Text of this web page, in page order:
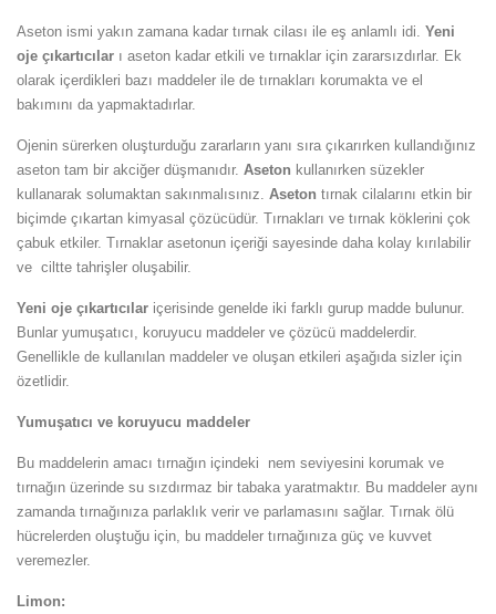
Aseton ismi yakın zamana kadar tırnak cilası ile eş anlamlı idi. Yeni
oje çıkartıcılar ı aseton kadar etkili ve tırnaklar için zararsızdırlar. Ek
olarak içerdikleri bazı maddeler ile de tırnakları korumakta ve el
bakımını da yapmaktadırlar.
Ojenin sürerken oluşturduğu zararların yanı sıra çıkarırken kullandığınız
aseton tam bir akciğer düşmanıdır. Aseton kullanırken süzekler
kullanarak solumaktan sakınmalısınız. Aseton tırnak cilalarını etkin bir
biçimde çıkartan kimyasal çözücüdür. Tırnakları ve tırnak köklerini çok
çabuk etkiler. Tırnaklar asetonun içeriği sayesinde daha kolay kırılabilir
ve ciltte tahrişler oluşabilir.
Yeni oje çıkartıcılar içerisinde genelde iki farklı gurup madde bulunur.
Bunlar yumuşatıcı, koruyucu maddeler ve çözücü maddelerdir.
Genellikle de kullanılan maddeler ve oluşan etkileri aşağıda sizler için
özetlidir.
Yumuşatıcı ve koruyucu maddeler
Bu maddelerin amacı tırnağın içindeki nem seviyesini korumak ve
tırnağın üzerinde su sızdırmaz bir tabaka yaratmaktır. Bu maddeler aynı
zamanda tırnağınıza parlaklık verir ve parlamasını sağlar. Tırnak ölü
hücrelerden oluştuğu için, bu maddeler tırnağınıza güç ve kuvvet
veremezler.
Limon: